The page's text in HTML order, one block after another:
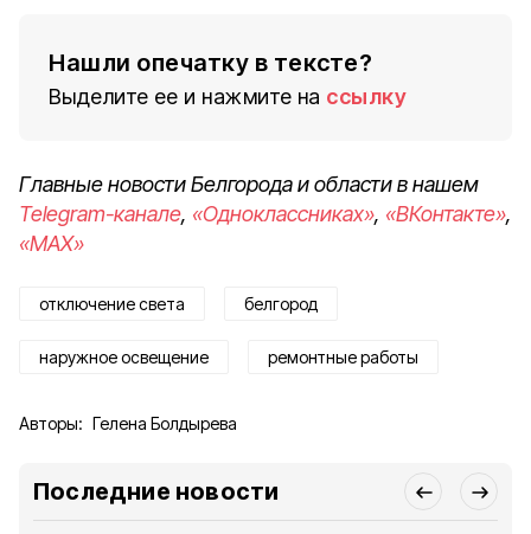
Нашли опечатку в тексте?
Выделите ее и нажмите на ссылку
Главные новости Белгорода и области в нашем
Telegram-канале, «Одноклассниках», «ВКонтакте»,
«MAX»
отключение света белгород
наружное освещение ремонтные работы
Авторы: Гелена Болдырева
Последние новости